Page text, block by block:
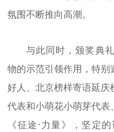
氛围不断推向高潮。
与此同时，颁奖典
物的示范引领作用，特
好人、北京榜样寄语延
代表和小萌花小萌芽代表
《征途·力量》，坚定